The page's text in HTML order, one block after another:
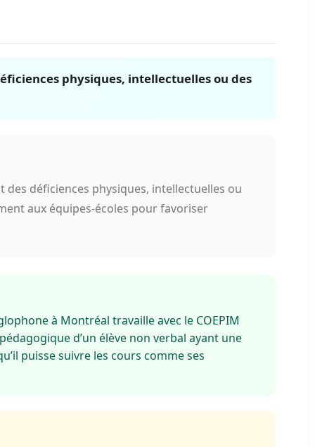
physiques, intellectuelles ou des
des déficiences physiques, intellectuelles ou
aux équipes-écoles pour favoriser
à Montréal travaille avec le COEPIM
d’un élève non verbal ayant une
puisse suivre les cours comme ses